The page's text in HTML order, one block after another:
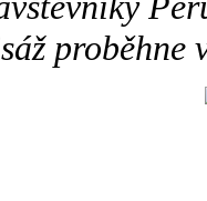
proběhne